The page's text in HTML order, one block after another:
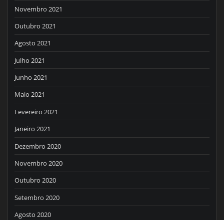
Novembro 2021
Outubro 2021
Agosto 2021
Julho 2021
Junho 2021
Maio 2021
Fevereiro 2021
Janeiro 2021
Dezembro 2020
Novembro 2020
Outubro 2020
Setembro 2020
Agosto 2020